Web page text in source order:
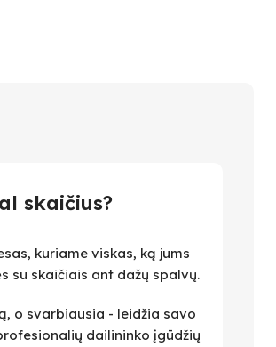
skaičius?
kuriame viskas, ką jums
su skaičiais ant dažų spalvų.
o svarbiausia - leidžia savo
dailininko įgūdžių